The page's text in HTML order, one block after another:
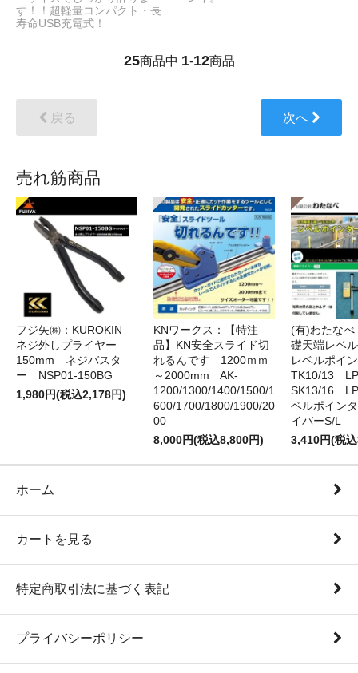
す！！超軽量コンパクト・長
寿命USB充電式！
25商品中 1-12商品
戻る 次へ
売れ筋商品
フジ矢㈱：KUROKIN
ネジ外しプライヤー
150mm ネジバスタ
ー NSP01-150BG
1,980円(税込2,178円)
KNワークス：【特注
品】KN安全スライド切
れるんです 1200ｍｍ
～2000mm AK-
1200/1300/1400/1500/1
600/1700/1800/1900/20
00
8,000円(税込8,800円)
(有)わたな
礎天端レベ
レベルポイ
TK10/13
SK13/16
ベルポイン
イバーS/L
3,410円(税
ホーム
カートを見る
特定商取引法に基づく表記
プライバシーポリシー